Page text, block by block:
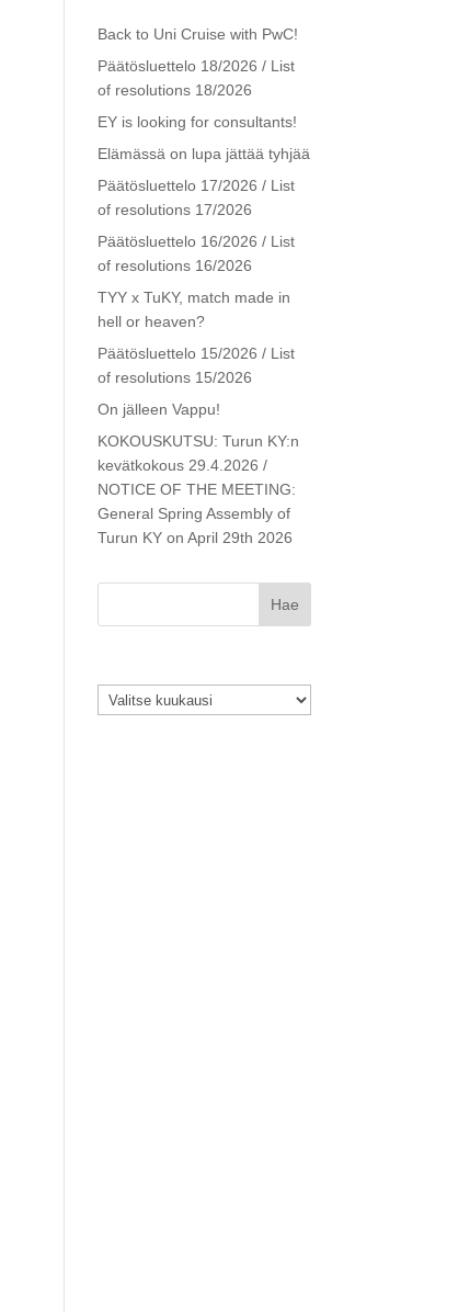
Back to Uni Cruise with PwC!
Päätösluettelo 18/2026 / List
of resolutions 18/2026
EY is looking for consultants!
Elämässä on lupa jättää tyhjää
Päätösluettelo 17/2026 / List
of resolutions 17/2026
Päätösluettelo 16/2026 / List
of resolutions 16/2026
TYY x TuKY, match made in
hell or heaven?
Päätösluettelo 15/2026 / List
of resolutions 15/2026
On jälleen Vappu!
KOKOUSKUTSU: Turun KY:n
kevätkokous 29.4.2026 /
NOTICE OF THE MEETING:
General Spring Assembly of
Turun KY on April 29th 2026
Arkistot